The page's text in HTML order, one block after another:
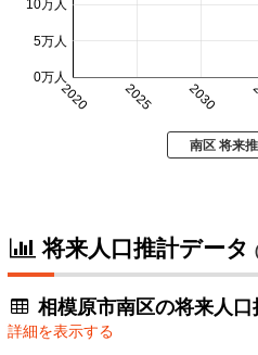
2020 2025 2030
0万人
5万人
10万人
南区 将来
将来人口推計データ
相模原市南区の将来人
詳細を表示する